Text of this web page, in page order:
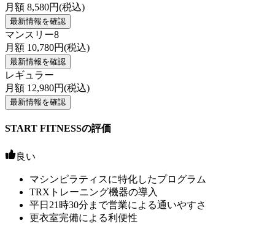
月額 8,580円(税込)
最新情報を確認
マンスリー8
月額 10,780円(税込)
最新情報を確認
レギュラー
月額 12,980円(税込)
最新情報を確認
START FITNESSの評価
良い
マシンピラティスに特化したプログラム
TRXトレーニング機器の導入
平日21時30分まで営業による通いやすさ
更衣室完備による利便性